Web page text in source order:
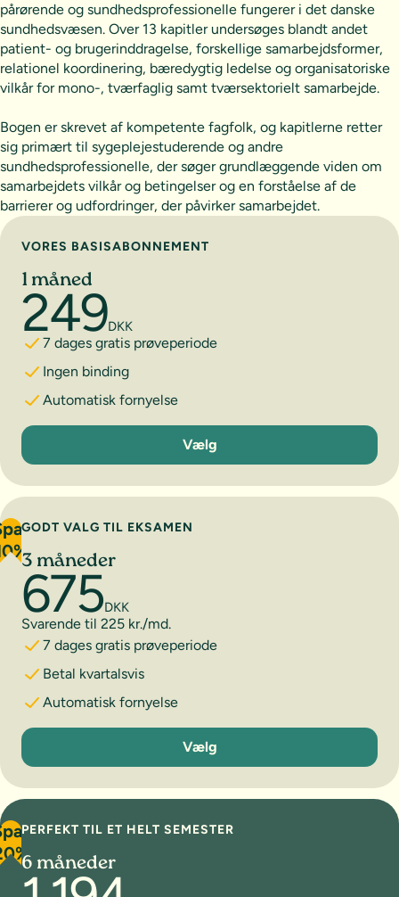
pårørende og sundhedsprofessionelle fungerer i det danske
sundhedsvæsen. Over 13 kapitler undersøges blandt andet
patient- og brugerinddragelse, forskellige samarbejdsformer,
relationel koordinering, bæredygtig ledelse og organisatoriske
vilkår for mono-, tværfaglig samt tværsektorielt samarbejde.
Bogen er skrevet af kompetente fagfolk, og kapitlerne retter
sig primært til sygeplejestuderende og andre
sundhedsprofessionelle, der søger grundlæggende viden om
samarbejdets vilkår og betingelser og en forståelse af de
barrierer og udfordringer, der påvirker samarbejdet.
Vælg abonnement
VORES BASISABONNEMENT
1 måned
249DKK
7 dages gratis prøveperiode
Ingen binding
Automatisk fornyelse
1 måned
Vælg
GODT VALG TIL EKSAMEN
3 måneder
675DKK
Svarende til 225 kr./md.
7 dages gratis prøveperiode
Betal kvartalsvis
Automatisk fornyelse
3 måneder
Vælg
PERFEKT TIL ET HELT SEMESTER
6 måneder